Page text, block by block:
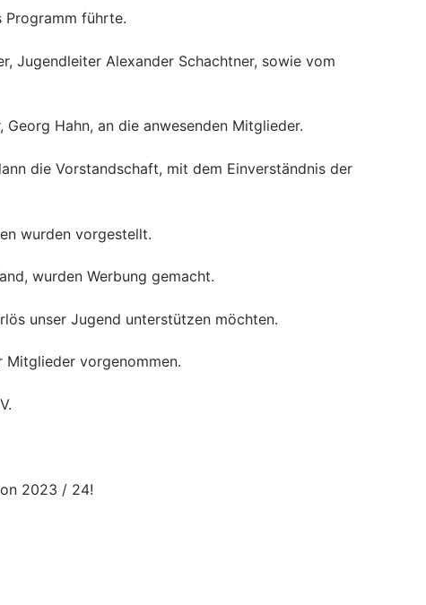
Programm führte.
Jugendleiter Alexander Schachtner, sowie vom
Hahn, an die anwesenden Mitglieder.
die Vorstandschaft, mit dem Einverständnis der
wurden vorgestellt.
wurden Werbung gemacht.
unser Jugend unterstützen möchten.
Mitglieder vorgenommen.
2023 / 24!